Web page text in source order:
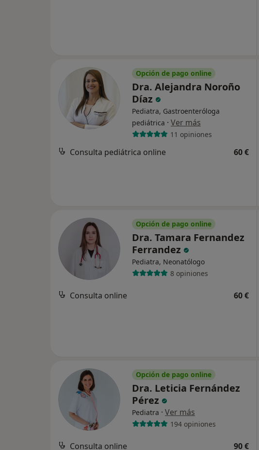
Opción de pago online
Dra. Alejandra Noroño
Díaz
Pediatra, Gastroenteróloga
pediátrica · Ver más
11 opiniones
Consulta pediátrica online 60 €
Opción de pago online
Dra. Tamara Fernandez
Ferrandez
Pediatra, Neonatólogo
8 opiniones
Consulta online 60 €
Opción de pago online
Dra. Leticia Fernández
Pérez
Pediatra · Ver más
194 opiniones
Consulta online 90 €